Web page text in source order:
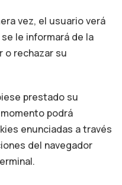
vez, el usuario verá
le informará de la
o rechazar su
prestado su
podrá
enunciadas a través
del navegador